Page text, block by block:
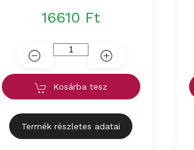
16610 Ft
Kosárba tesz
Termék részletes adatai